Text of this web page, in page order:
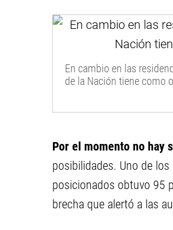
En cambio en las
de la Nación tiene como
Por el momento no hay
posibilidades. Uno de
posicionados obtuvo 95
brecha que alertó a las